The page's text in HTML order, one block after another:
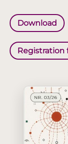
Download
Registration